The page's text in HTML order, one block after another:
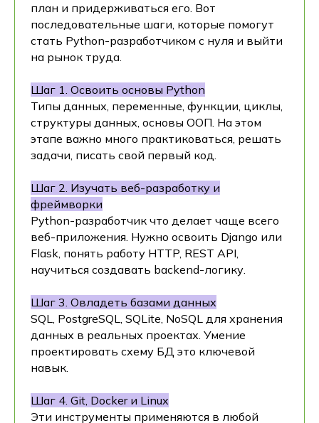
план и придерживаться его. Вот
последовательные шаги, которые помогут
стать Python-разработчиком с нуля и выйти
на рынок труда.
Шаг 1. Освоить основы Python
Типы данных, переменные, функции, циклы,
структуры данных, основы ООП. На этом
этапе важно много практиковаться, решать
задачи, писать свой первый код.
Шаг 2. Изучать веб-разработку и
фреймворки
Python-разработчик что делает чаще всего
веб-приложения. Нужно освоить Django или
Flask, понять работу HTTP, REST API,
научиться создавать backend-логику.
Шаг 3. Овладеть базами данных
SQL, PostgreSQL, SQLite, NoSQL для хранения
данных в реальных проектах. Умение
проектировать схему БД это ключевой
навык.
Шаг 4. Git, Docker и Linux
Эти инструменты применяются в любой